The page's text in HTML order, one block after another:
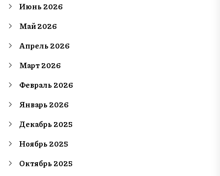
Июнь 2026
Май 2026
Апрель 2026
Март 2026
Февраль 2026
Январь 2026
Декабрь 2025
Ноябрь 2025
Октябрь 2025